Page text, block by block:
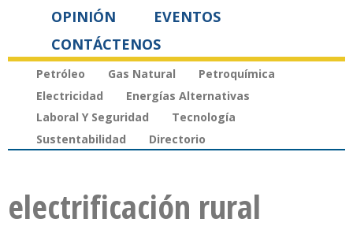
OPINIÓN
EVENTOS
CONTÁCTENOS
Petróleo Gas Natural
Petroquímica
Electricidad
Energías Alternativas
Laboral Y Seguridad
Tecnología
Sustentabilidad
Directorio
electrificación rural